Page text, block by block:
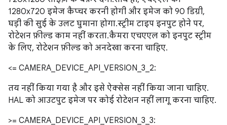
1280x720 इमेज कैप्चर करनी होगी और इमेज को 90 डिग्री,
घड़ी की सुई के उलट घुमाना होगा. स्ट्रीम टाइप इनपुट होने पर,
रोटेशन फ़ील्ड काम नहीं करता. कैमरा एचएएल को इनपुट स्ट्रीम
के लिए, रोटेशन फ़ील्ड को अनदेखा करना चाहिए.
<= CAMERA_DEVICE_API_VERSION_3_2:
तय नहीं किया गया है और इसे ऐक्सेस नहीं किया जाना चाहिए.
HAL को आउटपुट इमेज पर कोई रोटेशन नहीं लागू करना चाहिए.
>= CAMERA_DEVICE_API_VERSION_3_3: